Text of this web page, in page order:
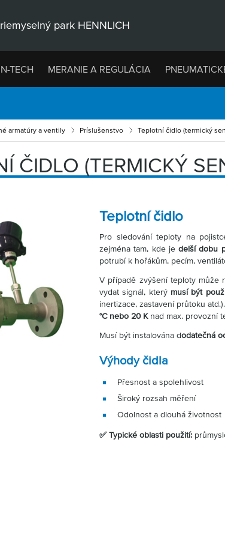
park HENNLICH
TECH MERANIE A REGULÁCIA
armatúry a ventily Príslušenstvo Teplotní čidlo (termický
ČIDLO (TERMICKÝ
Teplotní čidlo
Pro sledování teploty na
zejména tam, kde jedelší dobu
potrubí k hořákům, pecím,
V případě zvýšení teploty může
vydat signál, který musí být
inertizace, zastavení průtoku
°C nebo 20 Knad max. provozní
Musí být instalována dodatečná
Výhody čidla
Přesnost a spolehlivost
Široký rozsah měření
Odolnost a dlouhá životnost
✅ Typické oblasti použití: